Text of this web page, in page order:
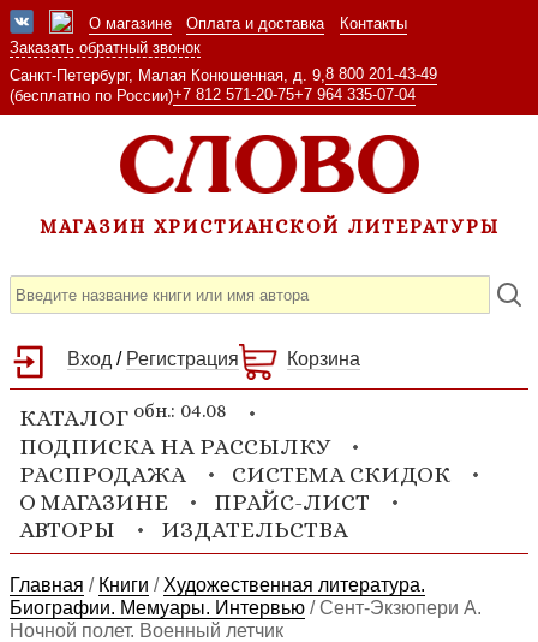
О магазине Оплата и доставка
Контакты
Заказать обратный звонок
Санкт-Петербург, Малая Конюшенная, д. 9, 8 800 201-43-49
(бесплатно по России)+7 812 571-20-75+7 964 335-07-04
МАГАЗИН ХРИСТИАНСКОЙ ЛИТЕРАТУРЫ
Вход / Регистрация Корзина
КАТАЛОГ обн.: 04.08
ПОДПИСКА НА РАССЫЛКУ
РАСПРОДАЖА
СИСТЕМА СКИДОК
О МАГАЗИНЕ
ПРАЙС-ЛИСТ
АВТОРЫ
ИЗДАТЕЛЬСТВА
Главная / Книги / Художественная литература.
Биографии. Мемуары. Интервью /Сент-Экзюпери А.
Ночной полет. Военный летчик